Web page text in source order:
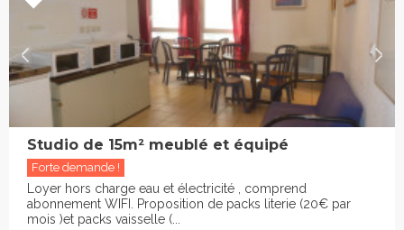
Studio de 15m² meublé et équipé
Forte demande !
Loyer hors charge eau et électricité , comprend
abonnement WIFI. Proposition de packs literie (20€ par
mois )et packs vaisselle (...